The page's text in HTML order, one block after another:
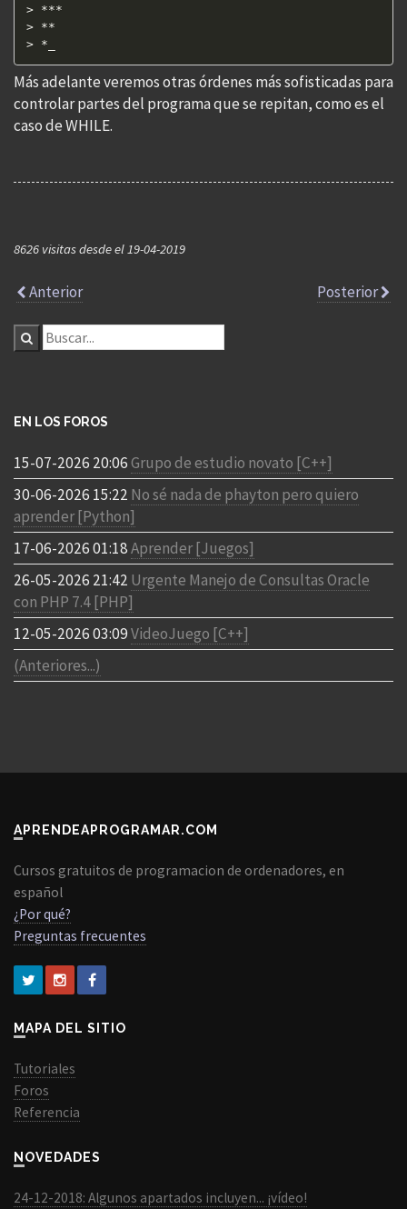
> ***
> **
> *_
Más adelante veremos otras órdenes más sofisticadas para
controlar partes del programa que se repitan, como es el
caso de WHILE.
8626 visitas desde el 19-04-2019
Anterior Posterior
EN LOS FOROS
15-07-2026 20:06Grupo de estudio novato [C++]
30-06-2026 15:22 No sé nada de phayton pero quiero
aprender [Python]
17-06-2026 01:18Aprender [Juegos]
26-05-2026 21:42 Urgente Manejo de Consultas Oracle
con PHP 7.4 [PHP]
12-05-2026 03:09VideoJuego [C++]
(Anteriores...)
APRENDEAPROGRAMAR.COM
Cursos gratuitos de programacion de ordenadores, en
español
¿Por qué?
Preguntas frecuentes
MAPA DEL SITIO
Tutoriales
Foros
Referencia
NOVEDADES
24-12-2018: Algunos apartados incluyen... ¡vídeo!